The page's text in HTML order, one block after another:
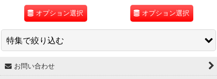
オプション選択 オプション選択
特集で絞り込む
↓ 特集 ↓
お問い合わせ